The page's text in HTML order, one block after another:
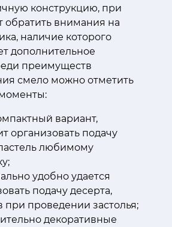
конструкцию, при
обратить внимания на
наличие которого
дополнительное
преимуществ
смело можно отметить
вариант,
организовать подачу
любимому
удобно удается
подачу десерта,
при проведении застолья;
декоративные